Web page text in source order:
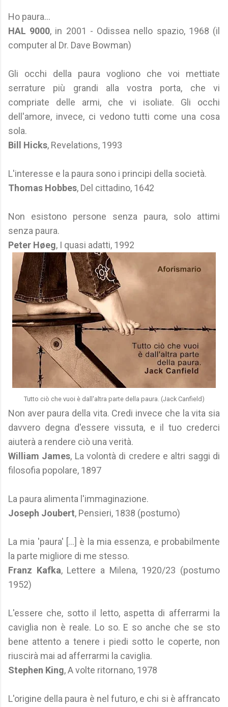
Ho paura...
HAL 9000, in 2001 - Odissea nello spazio, 1968 (il
computer al Dr. Dave Bowman)
Gli occhi della paura vogliono che voi mettiate
serrature più grandi alla vostra porta, che vi
compriate delle armi, che vi isoliate. Gli occhi
dell'amore, invece, ci vedono tutti come una cosa
sola.
Bill Hicks, Revelations, 1993
L'interesse e la paura sono i principi della società.
Thomas Hobbes, Del cittadino, 1642
Non esistono persone senza paura, solo attimi
senza paura.
Peter Høeg, I quasi adatti, 1992
Tutto ciò che vuoi è dall'altra parte della paura. (Jack Canfield)
Non aver paura della vita. Credi invece che la vita sia
davvero degna d'essere vissuta, e il tuo crederci
aiuterà a rendere ciò una verità.
William James, La volontà di credere e altri saggi di
filosofia popolare, 1897
La paura alimenta l'immaginazione.
Joseph Joubert, Pensieri, 1838 (postumo)
La mia 'paura' [...] è la mia essenza, e probabilmente
la parte migliore di me stesso.
Franz Kafka, Lettere a Milena, 1920/23 (postumo
1952)
L'essere che, sotto il letto, aspetta di afferrarmi la
caviglia non è reale. Lo so. E so anche che se sto
bene attento a tenere i piedi sotto le coperte, non
riuscirà mai ad afferrarmi la caviglia.
Stephen King, A volte ritornano, 1978
L'origine della paura è nel futuro, e chi si è affrancato